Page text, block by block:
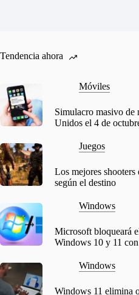
Tendencia ahora
Móviles
Simulacro masivo de
Unidos el 4 de
Juegos
Los mejores
según el destino
Windows
Microsoft bloqueará
Windows 10 y 11
Windows
Windows 11 elimina